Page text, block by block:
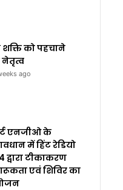
शक्ति को पहचाने
नेतृत्व
ago
एनजीओ के
में हिंट रेडियो
द्वारा टीकाकरण
एवं शिविर का